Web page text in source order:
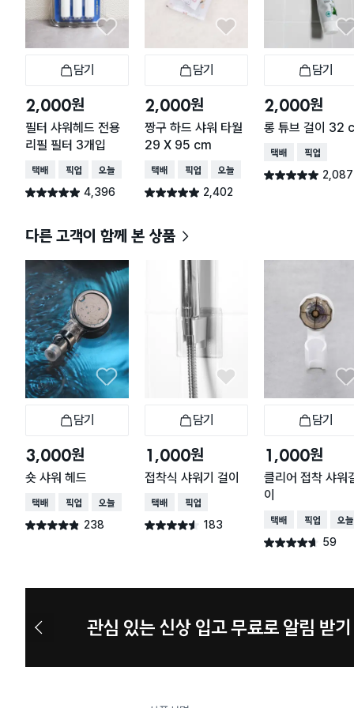
담기
2,000원
필터 샤워헤드 전용
리필 필터 3개입
택배배송 매장픽업 오늘배송
별점 4.9점 4,396
건 작성
담기
2,000원
짱구 하드 샤워 타월
29 X 95 cm
택배배송 매장픽업 오늘배송
별점 4.9점 2,402
건 작성
담기
2,000원
롱 튜브 걸이 32
택배배송 매장픽업
별점 4.9점 2,087
건 작성
다른 고객이 함께 본 상품
담기
3,000원
숏 샤워 헤드
택배배송 매장픽업 오늘배송
별점 4.8점 238
건 작성
담기
1,000원
접착식 샤워기 걸이
택배배송 매장픽업
별점 4.5점 183
건 작성
담기
1,000원
클리어 접착 샤워
이
택배배송 매장픽업 오늘
별점 4.6점 59
건 작성
관심 있는 신상 입고 무료로 알림 받기
이
라